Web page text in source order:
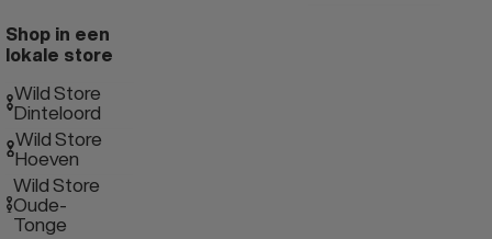
Shop in een
lokale store
Wild Store
Dinteloord
Wild Store
Hoeven
Wild Store
Oude-
Tonge